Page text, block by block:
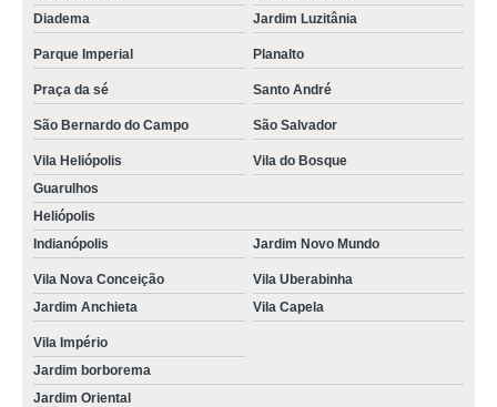
curso reciclagem cnh valores Vila Monumento
onde fazer curso para reciclagem de cnh Vila Caraguatá
curso de reciclagem cnh suspensa Cidade Vargas
curso para reciclagem de cnh valores Jardim Paulista
onde fazer curso de reciclagem cnh suspensa Saúde
curso reciclagem cnh suspensa valores Jardim Seckler
onde fazer reciclagem para cnh Vila Parque Jabaquara
curso reciclagem cnh valores Santa Efigênia
reciclar para cnh Vila Guarani
reciclagem de cnh Santa Efigênia
onde faz curso de reciclagem de cnh Vila Carioca
Diadema
Jardim Luzitânia
Parque Imperial Planalto
Praça da sé Santo André
São Bernardo do Campo São Salvador
Vila Heliópolis
Vila do Bosque
Guarulhos
Heliópolis
Indianópolis
Jardim Novo Mundo
Vila Nova Conceição
Vila Uberabinha
Jardim Anchieta
Vila Capela
Vila Império
Jardim borborema
Jardim Oriental